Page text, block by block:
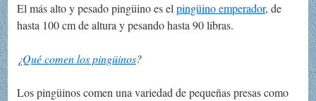
El más alto y pesado pingüino es elpingüino emperador, de
hasta 100 cm de altura y pesando hasta 90 libras.
¿Qué comen los pingüinos?
Los pingüinos comen una variedad de pequeñas presas como